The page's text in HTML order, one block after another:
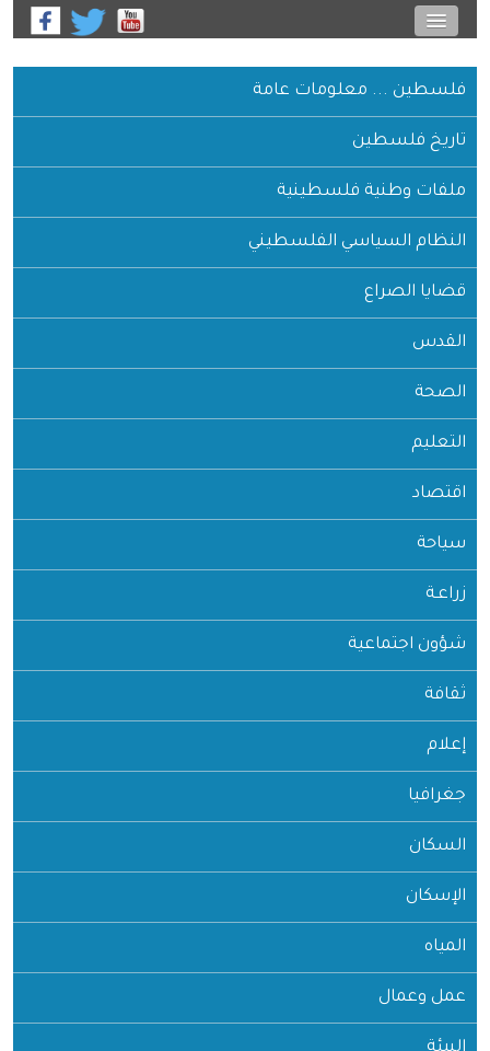
فلسطين ... معلومات عامة
تاريخ فلسطين
ملفات وطنية فلسطينية
النظام السياسي الفلسطيني
قضايا الصراع
القدس
الصحة
التعليم
اقتصاد
سياحة
زراعـة
شؤون اجتماعية
ثقافة
إعلام
جغرافيا
السكان
الإسكان
المياه
عمل وعمال